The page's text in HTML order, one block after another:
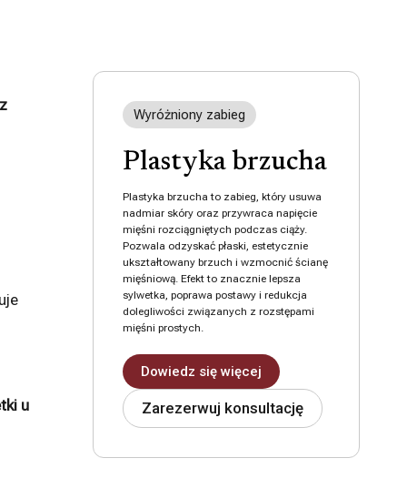
u
Wyróżniony zabieg
Plastyka brzucha
Plastyka brzucha to zabieg, który usuwa
nadmiar skóry oraz przywraca napięcie
mięśni rozciągniętych podczas ciąży.
Pozwala odzyskać płaski, estetycznie
ukształtowany brzuch i wzmocnić ścianę
mięśniową. Efekt to znacznie lepsza
sylwetka, poprawa postawy i redukcja
dolegliwości związanych z rozstępami
mięśni prostych.
Dowiedz się więcej
Zarezerwuj konsultację